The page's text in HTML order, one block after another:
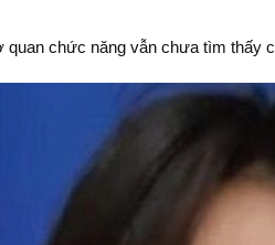
quan chức năng vẫn chưa tìm thấy